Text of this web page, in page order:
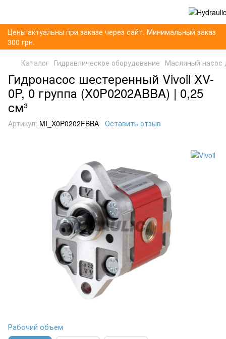
Цены актуальны при заказе через сайт. Минимальный заказ
300 грн.
Каталог Гидравлическое оборудование Масляный насос
Гидронасос шестеренный Vivoil XV-
0P, 0 группа (X0P0202ABBA) | 0,25
см³
Артикул: MI_X0P0202FBBA Оставить отзыв
Рабочий объем